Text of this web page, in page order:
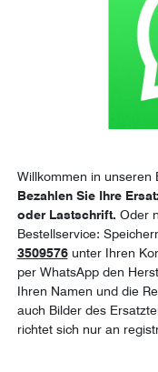
Willkommen in unseren
Bezahlen Sie Ihre
oder Lastschrift. Oder
Bestellservice:
3509576unter Ihren
per WhatsApp den
Ihren Namen und die
auch Bilder des
richtet sich nur an